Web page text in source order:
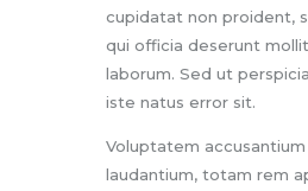
cupidatat non proident,
qui officia deserunt
laborum. Sed ut
iste natus error sit.
Voluptatem
laudantium, totam rem